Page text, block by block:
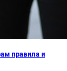
правила и